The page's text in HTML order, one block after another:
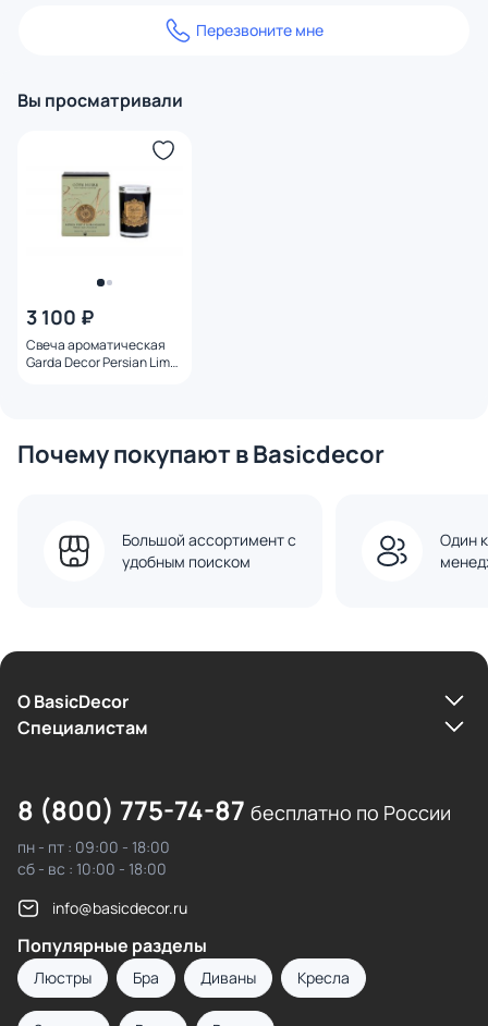
Перезвоните мне
Вы просматривали
3 100 ₽
Свеча ароматическая
Garda Decor Persian Lime
Почему покупают в Basicdecor
Большой ассортимент с
удобным поиском
Один
О BasicDecor
Cпециалистам
8 (800) 775-74-87 бесплатно по России
пн - пт : 09:00 - 18:00
сб - вс : 10:00 - 18:00
info@basicdecor.ru
Популярные разделы
Люстры Бра Диваны Кресла